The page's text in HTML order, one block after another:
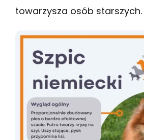
towarzysza osób starszych.